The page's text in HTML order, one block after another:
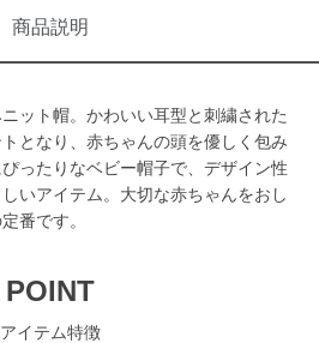
商品説明
ット帽。かわいい耳型と刺繍された
となり、赤ちゃんの頭を優しく包み
ったりなベビー帽子で、デザイン性
いアイテム。大切な赤ちゃんをおし
番です。
POINT
アイテム特徴